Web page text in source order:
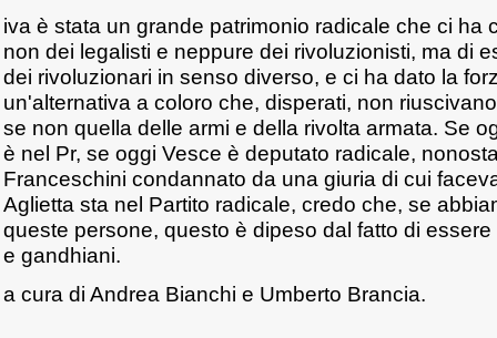
iva è stata un grande patrimonio radicale che ci ha
non dei legalisti e neppure dei rivoluzionisti, ma di
dei rivoluzionari in senso diverso, e ci ha dato la
un'alternativa a coloro che, disperati, non
se non quella delle armi e della rivolta armata. Se
è nel Pr, se oggi Vesce è deputato radicale,
Franceschini condannato da una giuria di cui
Aglietta sta nel Partito radicale, credo che, se
queste persone, questo è dipeso dal fatto di
e gandhiani.
a cura di Andrea Bianchi e Umberto Brancia.